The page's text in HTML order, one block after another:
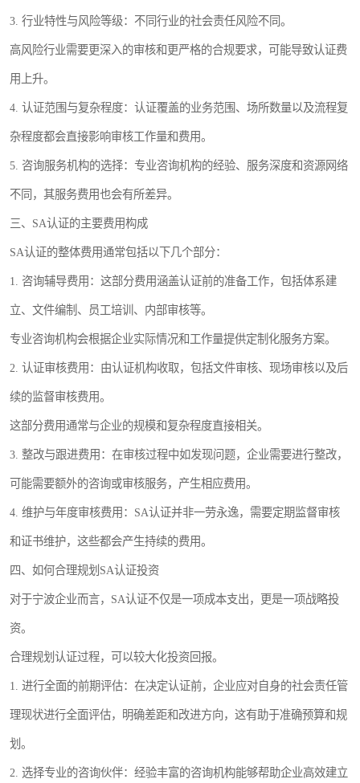
3. 行业特性与风险等级：不同行业的社会责任风险不同。
高风险行业需要更深入的审核和更严格的合规要求，可能导致认证费
用上升。
4. 认证范围与复杂程度：认证覆盖的业务范围、场所数量以及流程复
杂程度都会直接影响审核工作量和费用。
5. 咨询服务机构的选择：专业咨询机构的经验、服务深度和资源网络
不同，其服务费用也会有所差异。
三、SA认证的主要费用构成
SA认证的整体费用通常包括以下几个部分：
1. 咨询辅导费用：这部分费用涵盖认证前的准备工作，包括体系建
立、文件编制、员工培训、内部审核等。
专业咨询机构会根据企业实际情况和工作量提供定制化服务方案。
2. 认证审核费用：由认证机构收取，包括文件审核、现场审核以及后
续的监督审核费用。
这部分费用通常与企业的规模和复杂程度直接相关。
3. 整改与跟进费用：在审核过程中如发现问题，企业需要进行整改，
可能需要额外的咨询或审核服务，产生相应费用。
4. 维护与年度审核费用：SA认证并非一劳永逸，需要定期监督审核
和证书维护，这些都会产生持续的费用。
四、如何合理规划SA认证投资
对于宁波企业而言，SA认证不仅是一项成本支出，更是一项战略投
资。
合理规划认证过程，可以较大化投资回报。
1. 进行全面的前期评估：在决定认证前，企业应对自身的社会责任管
理现状进行全面评估，明确差距和改进方向，这有助于准确预算和规
划。
2. 选择专业的咨询伙伴：经验丰富的咨询机构能够帮助企业高效建立